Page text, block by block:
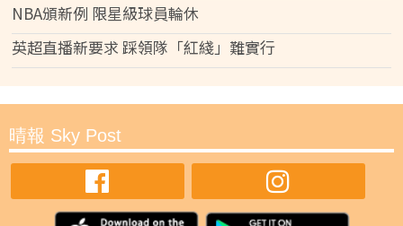
NBA頒新例 限星級球員輪休
英超直播新要求 踩領隊「紅綫」難實行
晴報 Sky Post